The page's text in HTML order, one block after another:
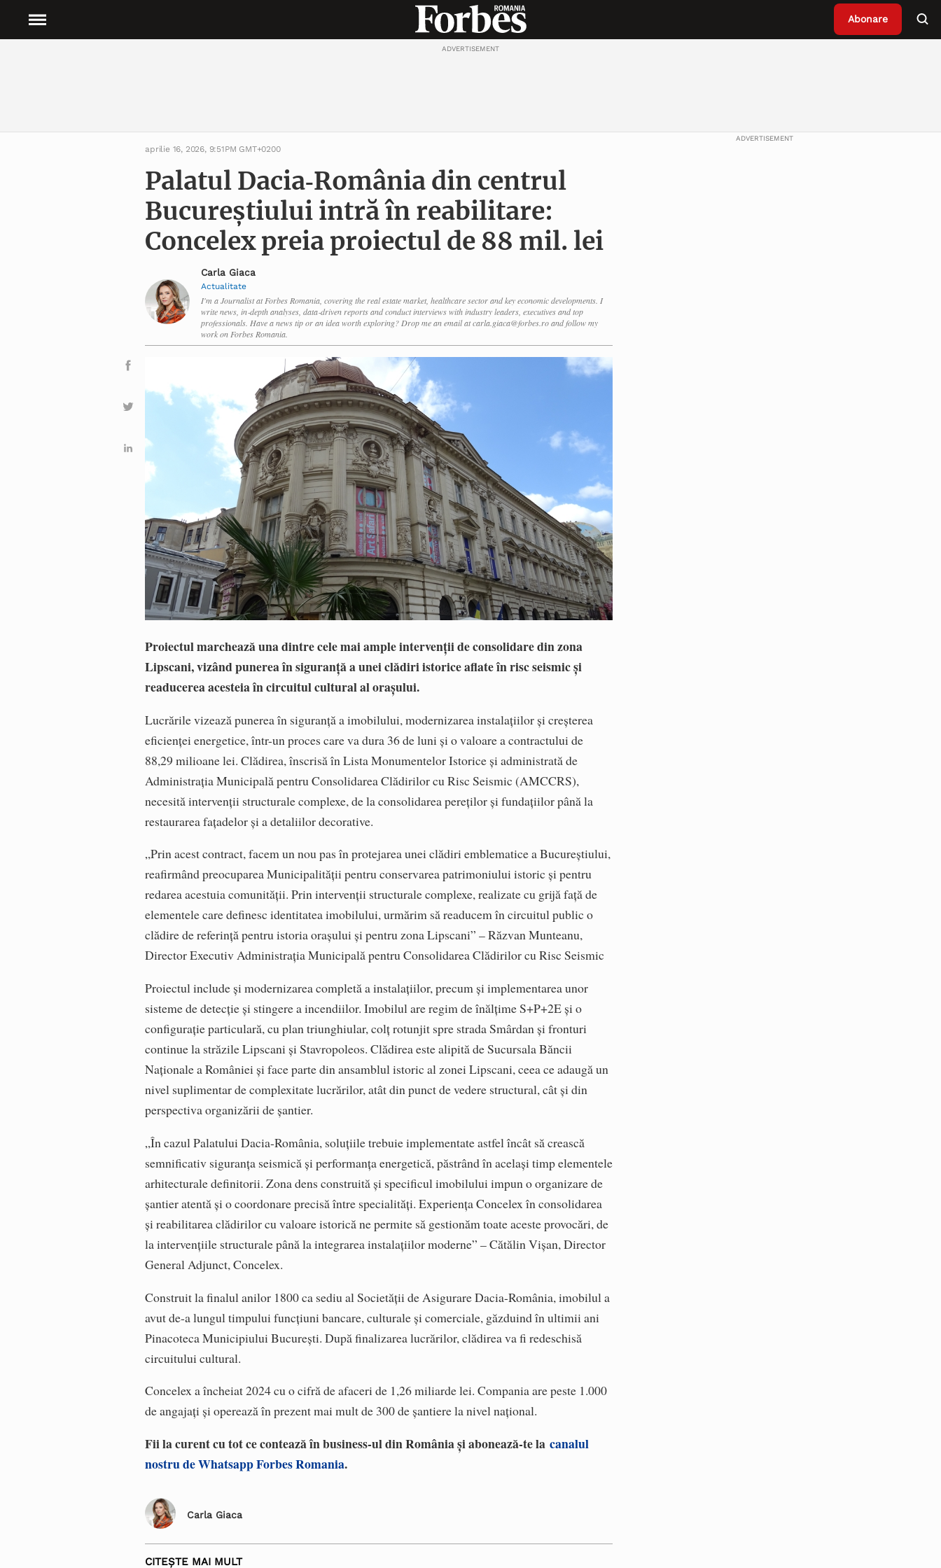
Abonare
ADVERTISEMENT
aprilie 16, 2026, 9:51PM GMT+0200
Palatul Dacia‑România din centrul
Bucureștiului intră în reabilitare:
Concelex preia proiectul de 88 mil. lei
Carla Giaca
Actualitate
I'm a Journalist at Forbes Romania, covering the real estate market, healthcare sector and key economic developments. I
write news, in‑depth analyses, data‑driven reports and conduct interviews with industry leaders, executives and top
professionals. Have a news tip or an idea worth exploring? Drop me an email at carla.giaca@forbes.ro and follow my
work on Forbes Romania.
Proiectul marchează una dintre cele mai ample intervenții de consolidare din zona
Lipscani, vizând punerea în siguranță a unei clădiri istorice aflate în risc seismic și
readucerea acesteia în circuitul cultural al orașului.
Lucrările vizează punerea în siguranță a imobilului, modernizarea instalațiilor și creșterea
eficienței energetice, într-un proces care va dura 36 de luni și o valoare a contractului de
88,29 milioane lei. Clădirea, înscrisă în Lista Monumentelor Istorice și administrată de
Administraţia Municipală pentru Consolidarea Clădirilor cu Risc Seismic (AMCCRS),
necesită intervenții structurale complexe, de la consolidarea pereților și fundațiilor până la
restaurarea fațadelor și a detaliilor decorative.
„Prin acest contract, facem un nou pas în protejarea unei clădiri emblematice a Bucureștiului,
reafirmând preocuparea Municipalității pentru conservarea patrimoniului istoric și pentru
redarea acestuia comunității. Prin intervenții structurale complexe, realizate cu grijă față de
elementele care definesc identitatea imobilului, urmărim să readucem în circuitul public o
clădire de referință pentru istoria orașului și pentru zona Lipscani” – Răzvan Munteanu,
Director Executiv Administrația Municipală pentru Consolidarea Clădirilor cu Risc Seismic
Proiectul include și modernizarea completă a instalațiilor, precum și implementarea unor
sisteme de detecție și stingere a incendiilor. Imobilul are regim de înălțime S+P+2E și o
configurație particulară, cu plan triunghiular, colț rotunjit spre strada Smârdan și fronturi
continue la străzile Lipscani și Stavropoleos. Clădirea este alipită de Sucursala Băncii
Naționale a României și face parte din ansamblul istoric al zonei Lipscani, ceea ce adaugă un
nivel suplimentar de complexitate lucrărilor, atât din punct de vedere structural, cât și din
perspectiva organizării de șantier.
„În cazul Palatului Dacia-România, soluțiile trebuie implementate astfel încât să crească
semnificativ siguranța seismică și performanța energetică, păstrând în același timp elementele
arhitecturale definitorii. Zona dens construită și specificul imobilului impun o organizare de
șantier atentă și o coordonare precisă între specialități. Experiența Concelex în consolidarea
și reabilitarea clădirilor cu valoare istorică ne permite să gestionăm toate aceste provocări, de
la intervențiile structurale până la integrarea instalațiilor moderne” – Cătălin Vișan, Director
General Adjunct, Concelex.
Construit la finalul anilor 1800 ca sediu al Societății de Asigurare Dacia-România, imobilul a
avut de-a lungul timpului funcțiuni bancare, culturale și comerciale, găzduind în ultimii ani
Pinacoteca Municipiului București. După finalizarea lucrărilor, clădirea va fi redeschisă
circuitului cultural.
Concelex a încheiat 2024 cu o cifră de afaceri de 1,26 miliarde lei. Compania are peste 1.000
de angajați și operează în prezent mai mult de 300 de șantiere la nivel național.
Fii la curent cu tot ce contează în business-ul din România și abonează-te lacanalul
nostru de Whatsapp Forbes Romania.
Carla Giaca
CITEȘTE MAI MULT